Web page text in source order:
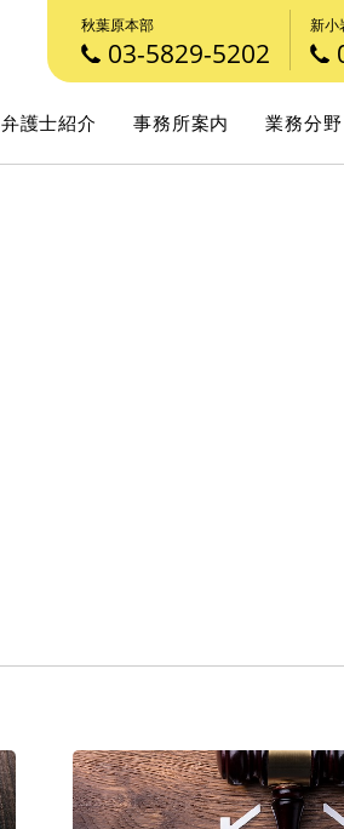
秋葉原本部
03-5829-5202
新小
弁護士紹介 事務所案内 業務分